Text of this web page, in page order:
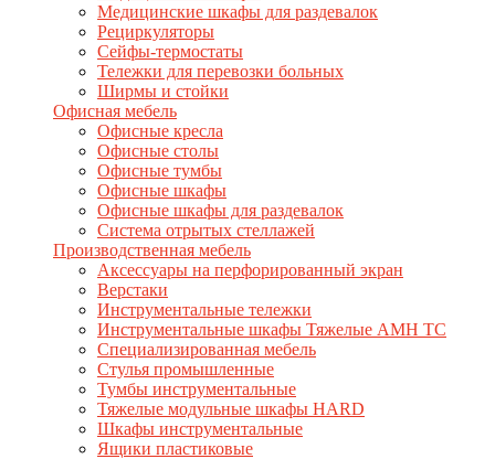
Медицинские шкафы для раздевалок
Рециркуляторы
Сейфы-термостаты
Тележки для перевозки больных
Ширмы и стойки
Офисная мебель
Офисные кресла
Офисные столы
Офисные тумбы
Офисные шкафы
Офисные шкафы для раздевалок
Система отрытых стеллажей
Производственная мебель
Аксессуары на перфорированный экран
Верстаки
Инструментальные тележки
Инструментальные шкафы Тяжелые AMH TC
Специализированная мебель
Стулья промышленные
Тумбы инструментальные
Тяжелые модульные шкафы HARD
Шкафы инструментальные
Ящики пластиковые